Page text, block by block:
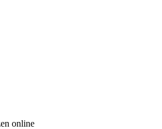
online